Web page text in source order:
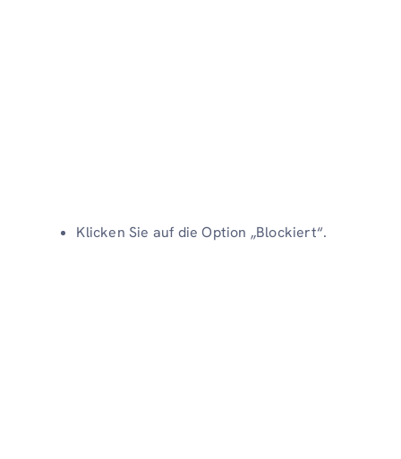
Klicken Sie auf die Option „Blockiert“.